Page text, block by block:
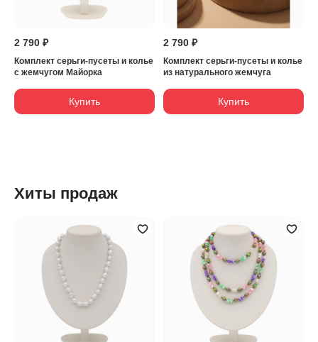
2 790 ₽
Комплект серьги-пусеты и колье
с жемчугом Майорка
Купить
2 790 ₽
Комплект серьги-пусеты и колье
из натурального жемчуга
Купить
Хиты продаж